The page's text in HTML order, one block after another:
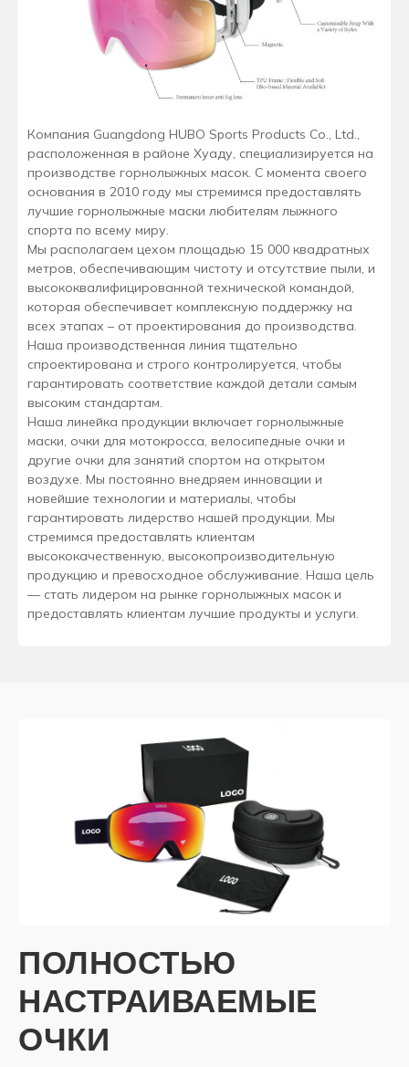
Компания Guangdong HUBO Sports Products Co., Ltd.,
расположенная в районе Хуаду, специализируется на
производстве горнолыжных масок. С момента своего
основания в 2010 году мы стремимся предоставлять
лучшие горнолыжные маски любителям лыжного
спорта по всему миру.
Мы располагаем цехом площадью 15 000 квадратных
метров, обеспечивающим чистоту и отсутствие пыли, и
высококвалифицированной технической командой,
которая обеспечивает комплексную поддержку на
всех этапах – от проектирования до производства.
Наша производственная линия тщательно
спроектирована и строго контролируется, чтобы
гарантировать соответствие каждой детали самым
высоким стандартам.
Наша линейка продукции включает горнолыжные
маски, очки для мотокросса, велосипедные очки и
другие очки для занятий спортом на открытом
воздухе. Мы постоянно внедряем инновации и
новейшие технологии и материалы, чтобы
гарантировать лидерство нашей продукции. Мы
стремимся предоставлять клиентам
высококачественную, высокопроизводительную
продукцию и превосходное обслуживание. Наша цель
— стать лидером на рынке горнолыжных масок и
предоставлять клиентам лучшие продукты и услуги.
ПОЛНОСТЬЮ
НАСТРАИВАЕМЫЕ
ОЧКИ